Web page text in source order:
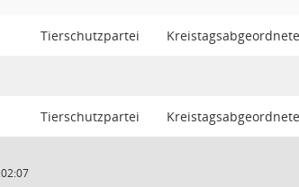
Tierschutzpartei Kreistagsabgeordnete
Tierschutzpartei Kreistagsabgeordnete